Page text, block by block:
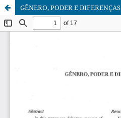
GÊNERO, PODER E DIFERENÇAS